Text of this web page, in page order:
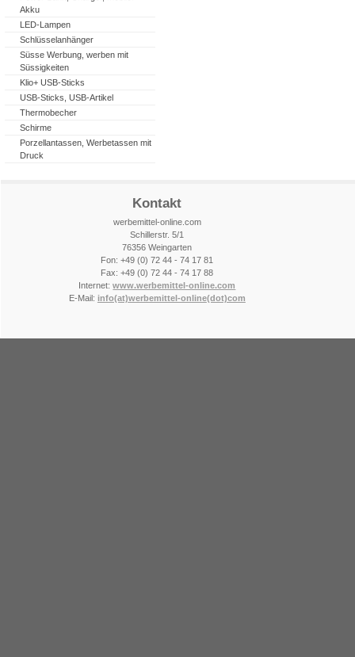
Akku
LED-Lampen
Schlüsselanhänger
Süsse Werbung, werben mit
Süssigkeiten
Klio+ USB-Sticks
USB-Sticks, USB-Artikel
Thermobecher
Schirme
Porzellantassen, Werbetassen mit
Druck
Kontakt
werbemittel-online.com
Schillerstr. 5/1
76356 Weingarten
Fon: +49 (0) 72 44 - 74 17 81
Fax: +49 (0) 72 44 - 74 17 88
Internet:www.werbemittel-online.com
E-Mail: info(at)werbemittel-online(dot)com